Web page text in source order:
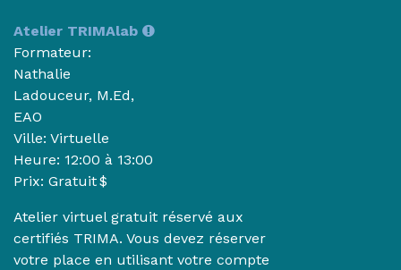
Atelier TRIMAlab
Formateur:
Nathalie
Ladouceur, M.Ed,
EAO
Ville: Virtuelle
Heure: 12:00 à 13:00
Prix: Gratuit $
Atelier virtuel gratuit réservé aux
certifiés TRIMA. Vous devez réserver
votre place en utilisant votre compte